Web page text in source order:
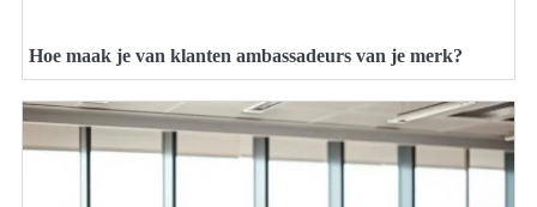
Hoe maak je van klanten ambassadeurs van je merk?